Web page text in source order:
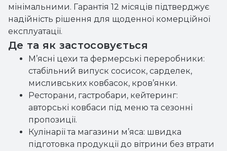
мінімальними. Гарантія 12 місяців підтверджує
надійність рішення для щоденної комерційної
експлуатації.
Де та як застосовується
М’ясні цехи та фермерські переробники:
стабільний випуск сосисок, сарделек,
мисливських ковбасок, кров’янки.
Ресторани, гастробари, кейтеринг:
авторські ковбаси під меню та сезонні
пропозиції.
Кулінарії та магазини м’яса: швидка
підготовка продукції до вітрини без втрати